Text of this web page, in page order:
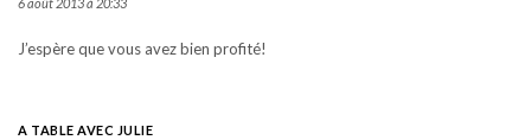
6 août 2013 à 20:33
J’espère que vous avez bien profité!
A TABLE AVEC JULIE